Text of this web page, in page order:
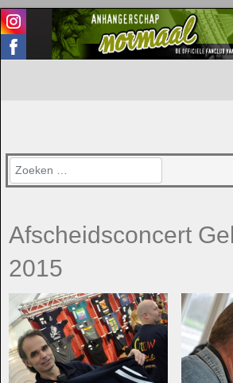
Zoeken
Afscheidsconcert
2015